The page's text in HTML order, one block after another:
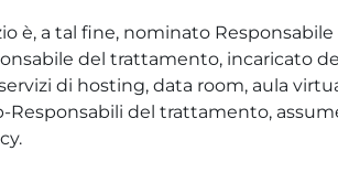
a tal fine, nominato Responsabile
del trattamento, incaricato
di hosting, data room, aula
del trattamento,